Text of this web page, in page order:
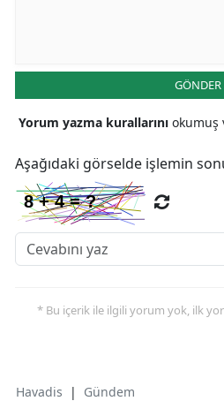
GÖNDER
Yorum yazma kurallarını okumuş
Aşağıdaki görselde işlemin
* Bu içerik ile ilgili yorum yok, ilk
Havadis | Gündem